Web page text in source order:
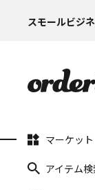
スモールビジ
マーケット
アイテム検